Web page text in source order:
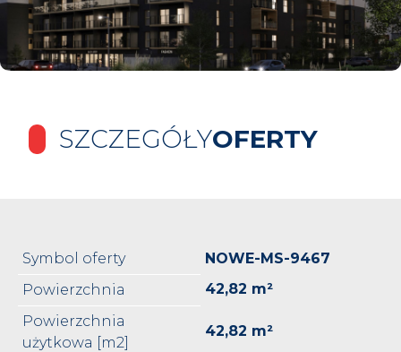
SZCZEGÓŁYOFERTY
Symbol oferty
NOWE-MS-9467
Powierzchnia
42,82 m²
Powierzchnia
użytkowa [m2]
42,82 m²